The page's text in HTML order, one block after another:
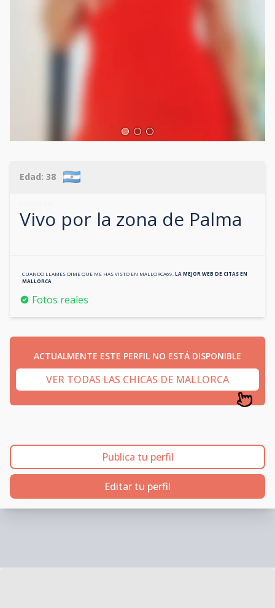
Edad: 38
Vivo por la zona de Palma
CUANDO LLAMES DIME QUE ME HAS VISTO EN MALLORCA69 LA MEJOR WEB DE CITAS EN
MALLORCA
Fotos reales
ACTUALMENTE ESTE PERFIL NO ESTÁ DISPONIBLE
VER TODAS LAS CHICAS DE MALLORCA
Publica tu perfil
Editar tu perfil